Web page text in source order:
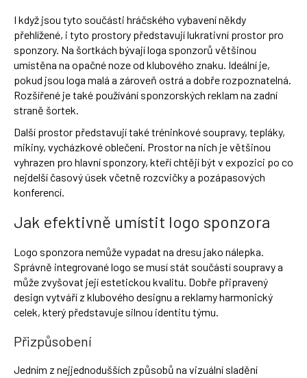
I když jsou tyto součásti hráčského vybavení někdy
přehlížené, i tyto prostory představují lukrativní prostor pro
sponzory. Na šortkách bývají loga sponzorů většinou
umístěna na opačné noze od klubového znaku. Ideální je,
pokud jsou loga malá a zároveň ostrá a dobře rozpoznatelná.
Rozšířené je také používání sponzorských reklam na zadní
straně šortek.
Další prostor představují také tréninkové soupravy, tepláky,
mikiny, vycházkové oblečení. Prostor na nich je většinou
vyhrazen pro hlavní sponzory, kteří chtějí být v expozici po co
nejdelší časový úsek včetně rozcvičky a pozápasových
konferencí.
Jak efektivně umístit logo sponzora
Logo sponzora nemůže vypadat na dresu jako nálepka.
Správně integrované logo se musí stát součástí soupravy a
může zvyšovat její estetickou kvalitu. Dobře připravený
design vytváří z klubového designu a reklamy harmonický
celek, který představuje silnou identitu týmu.
Přizpůsobení
Jedním z nejjednodušších způsobů na vizuální sladění